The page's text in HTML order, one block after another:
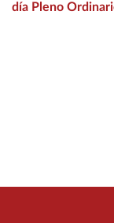
día Pleno